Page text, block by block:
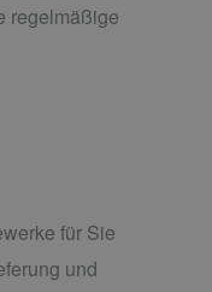
regelmäßige
für Sie
und